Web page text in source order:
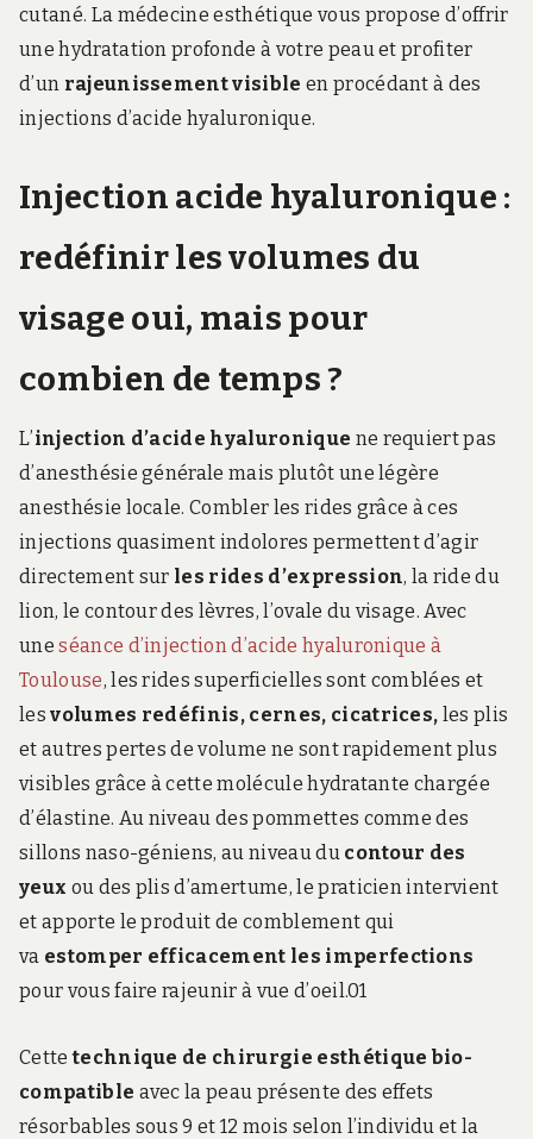
cutané. La médecine esthétique vous propose d’offrir
une hydratation profonde à votre peau et profiter
d’un rajeunissement visible en procédant à des
injections d’acide hyaluronique.
Injection acide hyaluronique :
redéfinir les volumes du
visage oui, mais pour
combien de temps ?
L’injection d’acide hyaluronique ne requiert pas
d’anesthésie générale mais plutôt une légère
anesthésie locale. Combler les rides grâce à ces
injections quasiment indolores permettent d’agir
directement sur les rides d’expression, la ride du
lion, le contour des lèvres, l’ovale du visage. Avec
uneséance d’injection d’acide hyaluronique à
Toulouse, les rides superficielles sont comblées et
lesvolumes redéfinis, cernes, cicatrices, les plis
et autres pertes de volume ne sont rapidement plus
visibles grâce à cette molécule hydratante chargée
d’élastine. Au niveau des pommettes comme des
sillons naso-géniens, au niveau du contour des
yeux ou des plis d’amertume, le praticien intervient
et apporte le produit de comblement qui
va estomper efficacement les imperfections
pour vous faire rajeunir à vue d’oeil.01
Cettetechnique de chirurgie esthétique bio-
compatible avec la peau présente des effets
résorbables sous 9 et 12 mois selon l’individu et la